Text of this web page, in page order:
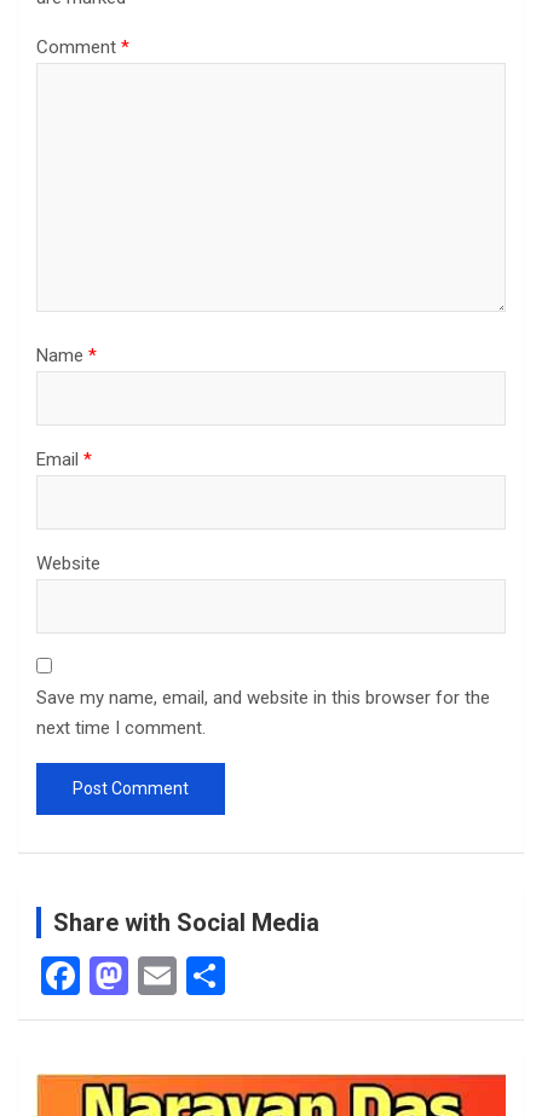
Comment *
Name *
Email *
Website
Save my name, email, and website in this browser for the
next time I comment.
Share with Social Media
F
a
b
M
a
o
E
m h
e